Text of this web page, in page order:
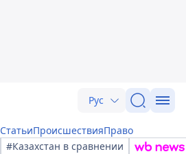
Рус
СтатьиПроисшествияПраво
#Казахстан в сравнении